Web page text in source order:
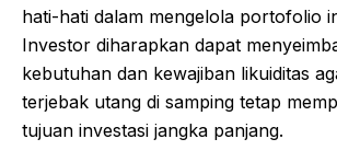
hati-hati dalam mengelola portofolio
Investor diharapkan dapat
kebutuhan dan kewajiban likuiditas
terjebak utang di samping tetap
tujuan investasi jangka panjang.